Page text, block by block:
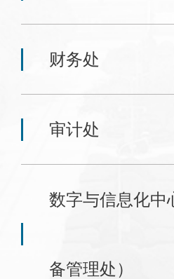
财务处
审计处
数字与信息化中
备管理处）